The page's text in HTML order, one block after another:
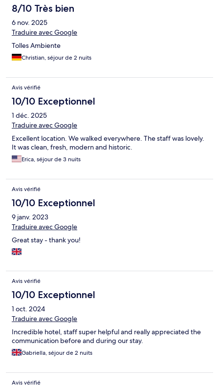
8/10 Très bien
6 nov. 2025
Traduire avec Google
Tolles Ambiente
Christian, séjour de 2 nuits
Avis vérifié
10/10 Exceptionnel
1 déc. 2025
Traduire avec Google
Excellent location. We walked everywhere. The staff was lovely.
It was clean, fresh, modern and historic.
Erica, séjour de 3 nuits
Avis vérifié
10/10 Exceptionnel
9 janv. 2023
Traduire avec Google
Great stay - thank you!
Avis vérifié
10/10 Exceptionnel
1 oct. 2024
Traduire avec Google
Incredible hotel, staff super helpful and really appreciated the
communication before and during our stay.
Gabriella, séjour de 2 nuits
Avis vérifié